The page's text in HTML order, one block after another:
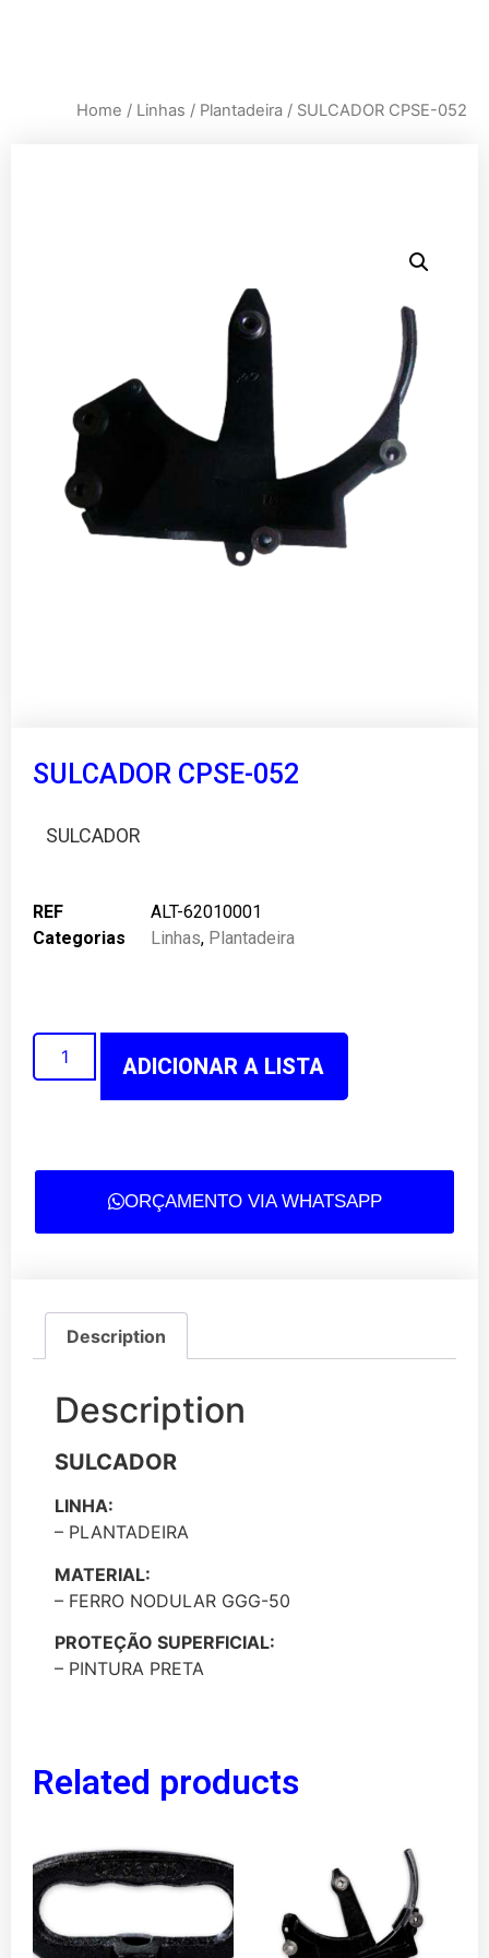
Home / Linhas / Plantadeira / SULCADOR CPSE-052
SULCADOR CPSE-052
SULCADOR
REF
ALT-62010001
Categorias
Linhas, Plantadeira
ADICIONAR A LISTA
ORÇAMENTO VIA WHATSAPP
Description
Description
SULCADOR
LINHA:
– PLANTADEIRA
MATERIAL:
– FERRO NODULAR GGG-50
PROTEÇÃO SUPERFICIAL:
– PINTURA PRETA
Related products